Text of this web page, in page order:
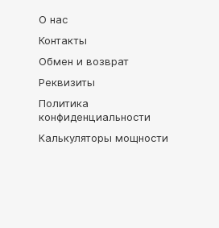
О нас
Контакты
Обмен и возврат
Реквизиты
Политика
конфиденциальности
Калькуляторы мощности